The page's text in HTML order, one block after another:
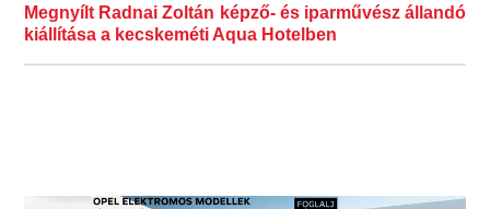
Megnyílt Radnai Zoltán képző- és iparművész állandó
kiállítása a kecskeméti Aqua Hotelben